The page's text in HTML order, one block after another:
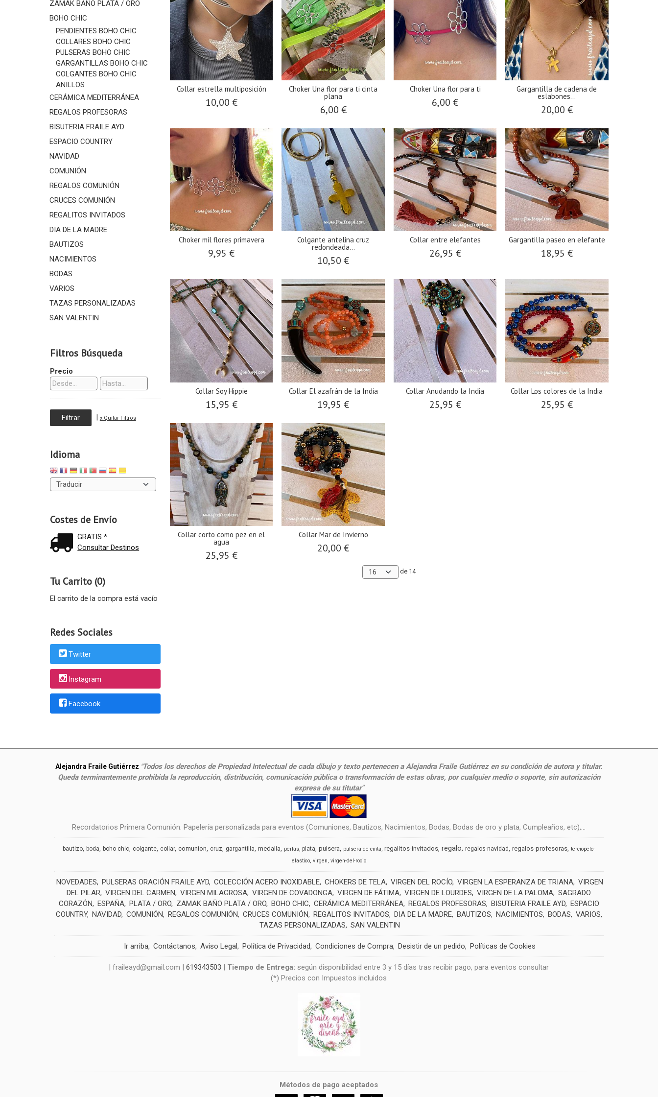
ZAMAK BAÑO PLATA / ORO
BOHO CHIC
PENDIENTES BOHO CHIC
COLLARES BOHO CHIC
PULSERAS BOHO CHIC
GARGANTILLAS BOHO CHIC
COLGANTES BOHO CHIC
ANILLOS
CERÁMICA MEDITERRÁNEA
REGALOS PROFESORAS
BISUTERIA FRAILE AYD
ESPACIO COUNTRY
NAVIDAD
COMUNIÓN
REGALOS COMUNIÓN
CRUCES COMUNIÓN
REGALITOS INVITADOS
DIA DE LA MADRE
BAUTIZOS
NACIMIENTOS
BODAS
VARIOS
TAZAS PERSONALIZADAS
SAN VALENTIN
Filtros Búsqueda
Precio
| x Quitar Filtros
Idioma
Costes de Envío
GRATIS *
Consultar Destinos
Tu Carrito (0)
El carrito de la compra está vacío
Redes Sociales
Twitter
Instagram
Facebook
Collar estrella multiposición
10,00 €
Choker Una flor para ti cinta
plana
6,00 €
Choker Una flor para ti
6,00 €
Gargantilla de cadena de
eslabones...
20,00 €
Choker mil flores primavera
9,95 €
Colgante antelina cruz
redondeada...
10,50 €
Collar entre elefantes
26,95 €
Gargantilla paseo en elefante
18,95 €
Collar Soy Hippie
15,95 €
Collar El azafrán de la India
19,95 €
Collar Anudando la India
25,95 €
Collar Los colores de la India
25,95 €
Collar corto como pez en el
agua
25,95 €
Collar Mar de Invierno
20,00 €
de 14
Alejandra Fraile Gutiérrez "Todos los derechos de Propiedad Intelectual de cada dibujo y texto pertenecen a Alejandra Fraile Gutiérrez en su condición de autora y titular.
Queda terminantemente prohibida la reproducción, distribución, comunicación pública o transformación de estas obras, por cualquier medio o soporte, sin autorización
expresa de su titutar"
Recordatorios Primera Comunión. Papelería personalizada para eventos (Comuniones, Bautizos, Nacimientos, Bodas, Bodas de oro y plata, Cumpleaños, etc),...
bautizo boda boho-chic colgante collar comunion cruz gargantilla medalla perlas plata pulsera pulsera-de-cinta regalitos-invitados regalo regalos-navidad regalos-profesoras terciopelo-
elastico virgen virgen-del-rocio
NOVEDADES PULSERAS ORACIÓN FRAILE AYD COLECCIÓN ACERO INOXIDABLE CHOKERS DE TELA VIRGEN DEL ROCÍO VIRGEN LA ESPERANZA DE TRIANA VIRGEN
DEL PILAR VIRGEN DEL CARMEN VIRGEN MILAGROSA VIRGEN DE COVADONGA VIRGEN DE FÁTIMA VIRGEN DE LOURDES VIRGEN DE LA PALOMA SAGRADO
CORAZÓN
ESPAÑA PLATA / ORO ZAMAK BAÑO PLATA / ORO BOHO CHIC CERÁMICA MEDITERRÁNEA REGALOS PROFESORAS BISUTERIA FRAILE AYD ESPACIO
COUNTRY NAVIDAD COMUNIÓN REGALOS COMUNIÓN CRUCES COMUNIÓN REGALITOS INVITADOS DIA DE LA MADRE BAUTIZOS NACIMIENTOS BODAS
VARIOS
TAZAS PERSONALIZADAS
SAN VALENTIN
Ir arriba Contáctanos Aviso Legal Política de Privacidad Condiciones de Compra Desistir de un pedido Políticas de Cookies
| fraileayd@gmail.com |619343503 | Tiempo de Entrega: según disponibilidad entre 3 y 15 días tras recibir pago, para eventos consultar
(*) Precios con Impuestos incluidos
Métodos de pago aceptados